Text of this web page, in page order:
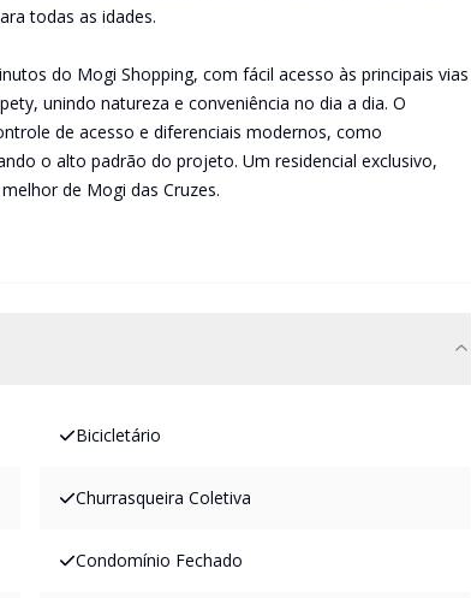
todas as idades.
do Mogi Shopping, com fácil acesso às principais vias
unindo natureza e conveniência no dia a dia. O
de acesso e diferenciais modernos, como
o alto padrão do projeto. Um residencial exclusivo,
de Mogi das Cruzes.
Bicicletário
Churrasqueira Coletiva
Condomínio Fechado